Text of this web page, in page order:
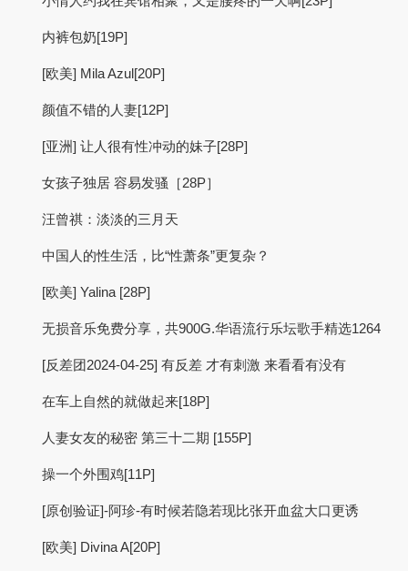
内裤包奶[19P]
[欧美] Mila Azul[20P]
颜值不错的人妻[12P]
[亚洲] 让人很有性冲动的妹子[28P]
女孩子独居 容易发骚［28P］
汪曾祺：淡淡的三月天
中国人的性生活，比“性萧条”更复杂？
[欧美] Yalina [28P]
无损音乐免费分享，共900G.华语流行乐坛歌手精选1264
[反差团2024-04-25] 有反差 才有刺激 来看看有没有
在车上自然的就做起来[18P]
人妻女友的秘密 第三十二期 [155P]
操一个外围鸡[11P]
[原创验证]-阿珍-有时候若隐若现比张开血盆大口更诱
[欧美] Divina A[20P]